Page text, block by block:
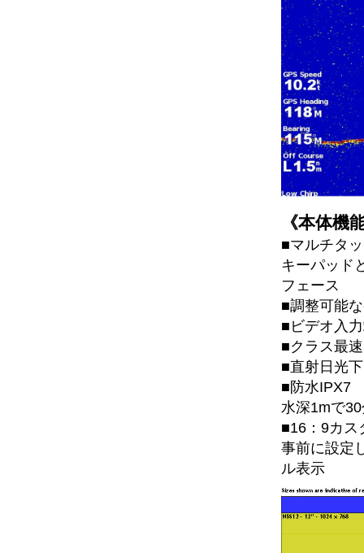
《本体機
■マルチタ
キーパッド
フェース
■調整可能
■ビデオ入
■クラス最
■直射日光
■防水IPX7
水深1mで
■16：9カス
事前に設定
ル表示